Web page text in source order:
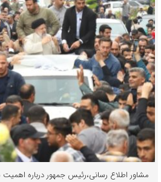
مشاور اطلاع رسانی،رئیس جمهور درباره